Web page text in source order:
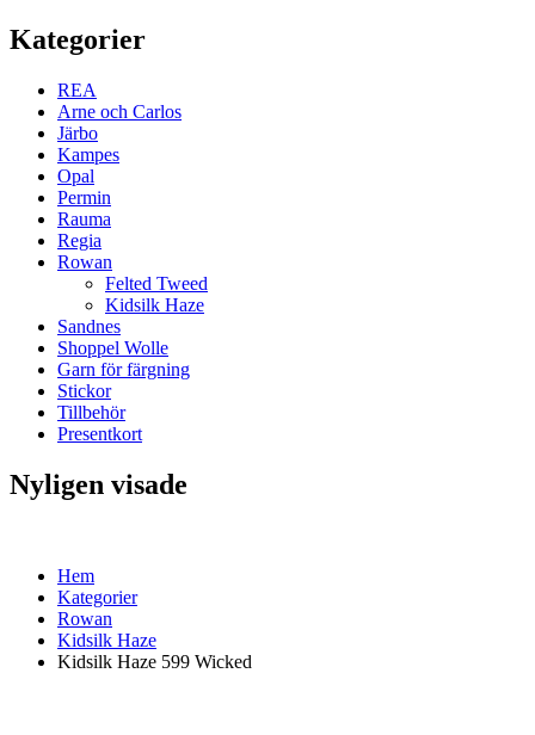
Kategorier
REA
Arne och Carlos
Järbo
Kampes
Opal
Permin
Rauma
Regia
Rowan
Felted Tweed
Kidsilk Haze
Sandnes
Shoppel Wolle
Garn för färgning
Stickor
Tillbehör
Presentkort
Nyligen visade
Hem
Kategorier
Rowan
Kidsilk Haze
Kidsilk Haze 599 Wicked